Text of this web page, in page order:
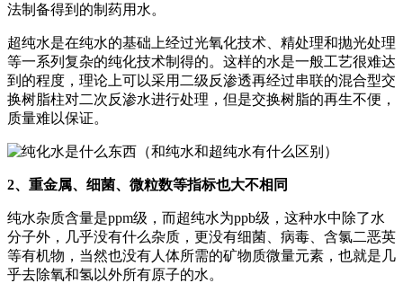
法制备得到的制药用水。
超纯水是在纯水的基础上经过光氧化技术、精处理和抛光处理
等一系列复杂的纯化技术制得的。这样的水是一般工艺很难达
到的程度，理论上可以采用二级反渗透再经过串联的混合型交
换树脂柱对二次反渗水进行处理，但是交换树脂的再生不便，
质量难以保证。
2、重金属、细菌、微粒数等指标也大不相同
纯水杂质含量是ppm级，而超纯水为ppb级，这种水中除了水
分子外，几乎没有什么杂质，更没有细菌、病毒、含氯二恶英
等有机物，当然也没有人体所需的矿物质微量元素，也就是几
乎去除氧和氢以外所有原子的水。